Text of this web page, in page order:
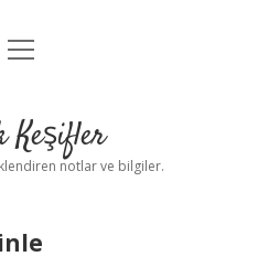
Uyarı
menüyü
Keşifler
notlar ve bilgiler.